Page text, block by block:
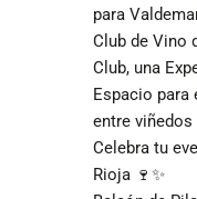
para
Club de Vino
Club, una
Espacio para
entre viñedos
Celebra tu
Rioja 🍷✨